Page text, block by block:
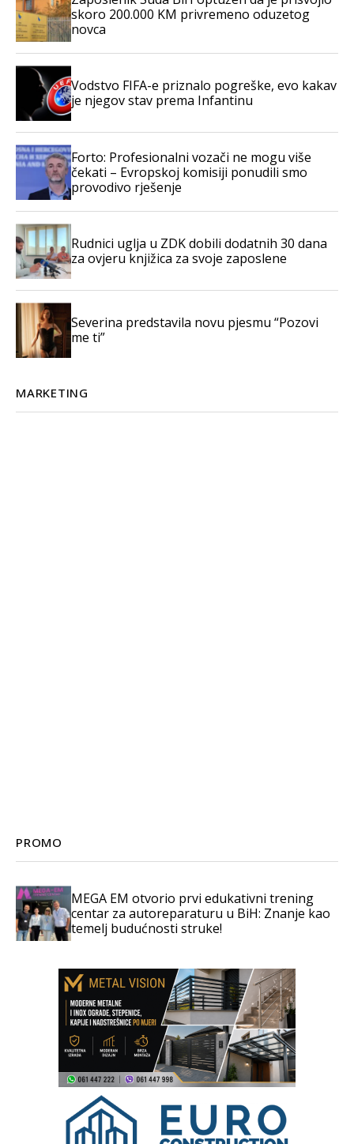
skoro 200.000 KM privremeno oduzetog
novca
Vodstvo FIFA-e priznalo pogreške, evo kakav
je njegov stav prema Infantinu
Forto: Profesionalni vozači ne mogu više
čekati – Evropskoj komisiji ponudili smo
provodivo rješenje
Rudnici uglja u ZDK dobili dodatnih 30 dana
za ovjeru knjižica za svoje zaposlene
Severina predstavila novu pjesmu “Pozovi
me ti”
MARKETING
PROMO
MEGA EM otvorio prvi edukativni trening
centar za autoreparaturu u BiH: Znanje kao
temelj budućnosti struke!